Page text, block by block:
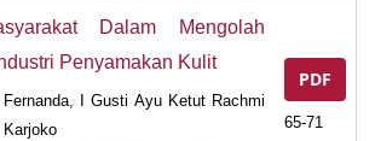
Dalam Mengolah
Penyamakan Kulit
I Gusti Ayu Ketut Rachmi
Karjoko
PDF
65-71